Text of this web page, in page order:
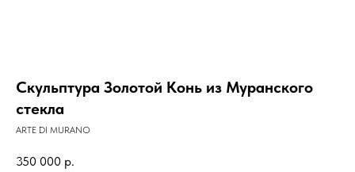
Скульптура Золотой Конь из Муранского
стекла
ARTE DI MURANO
350 000 р.